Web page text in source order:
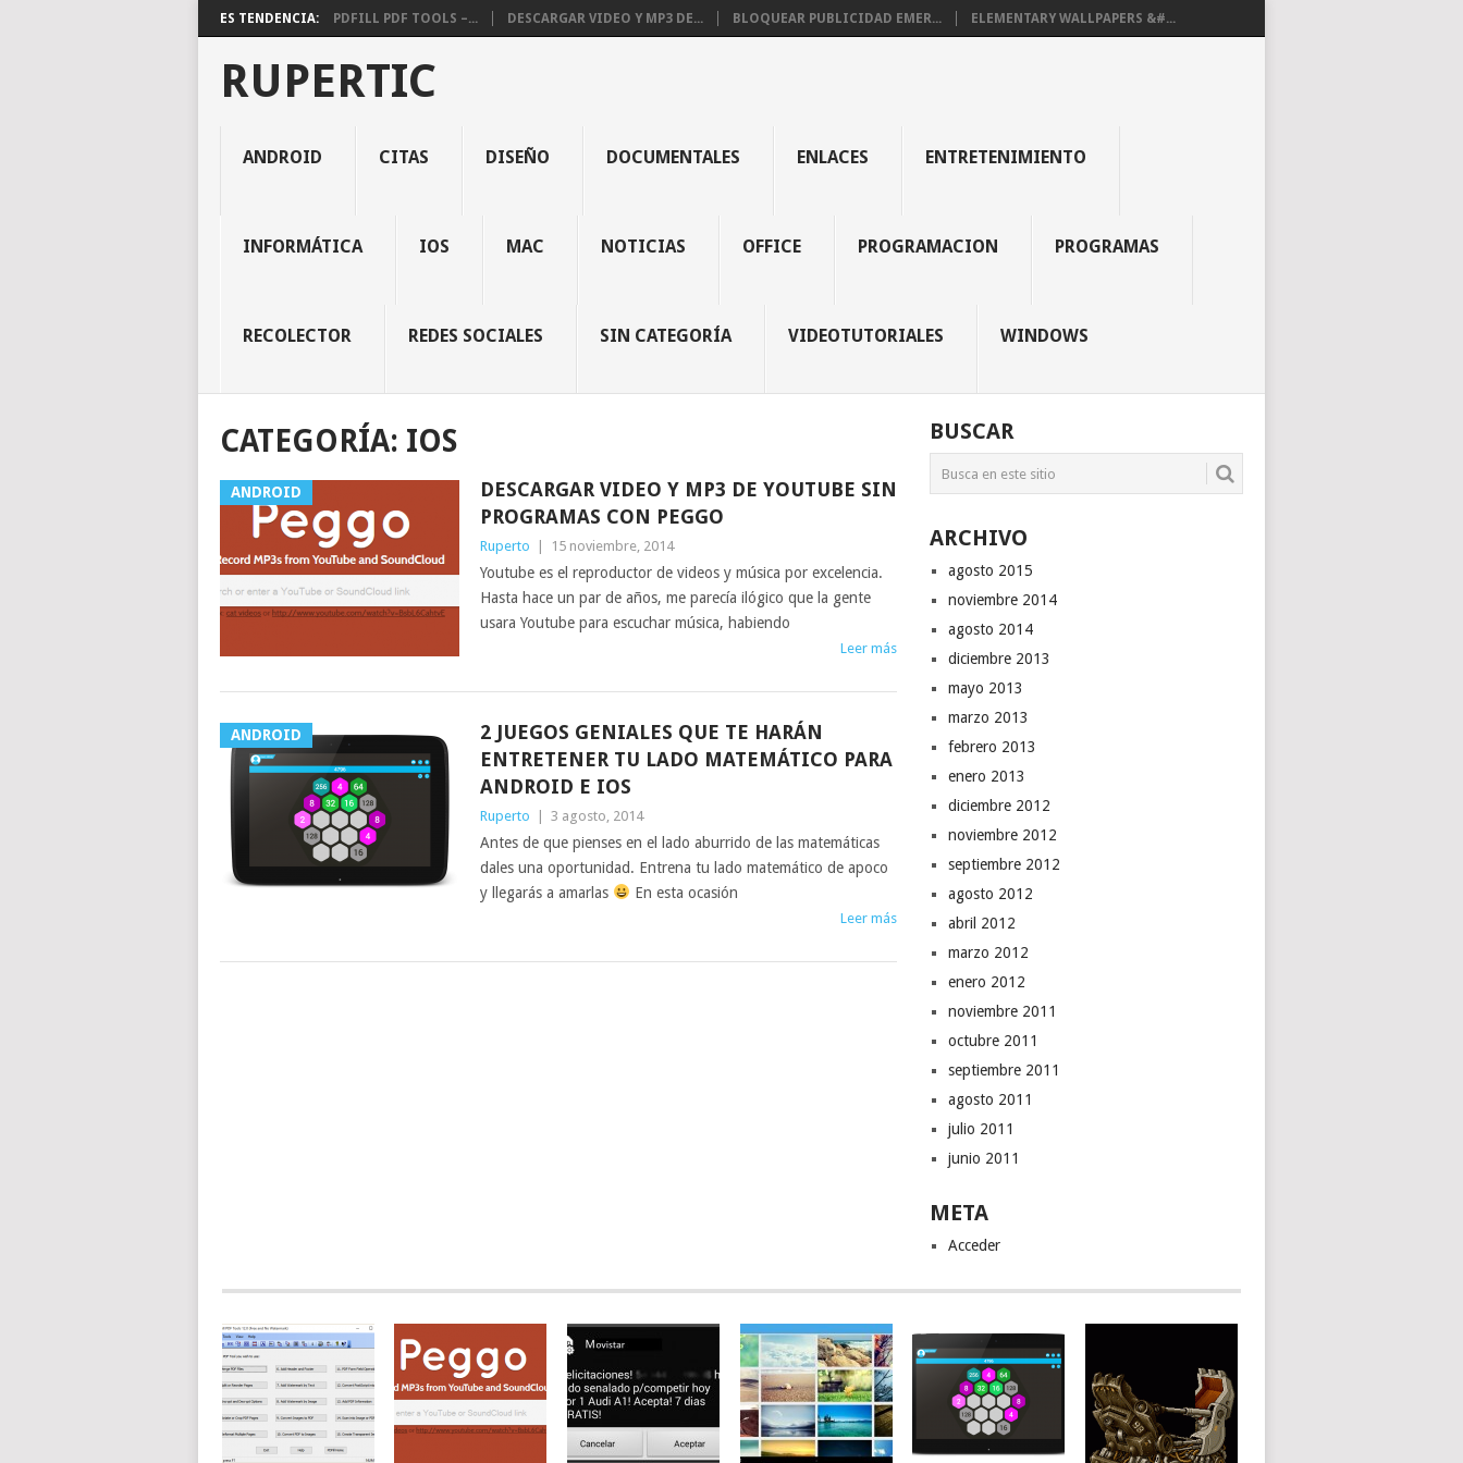
ES TENDENCIA: PDFILL PDF TOOLS –... DESCARGAR VIDEO Y MP3 DE... BLOQUEAR PUBLICIDAD EMER... ELEMENTARY WALLPAPERS &#...
RUPERTIC
ANDROID CITAS DISEÑO DOCUMENTALES ENLACES ENTRETENIMIENTO
INFORMÁTICA IOS MAC NOTICIAS OFFICE PROGRAMACION PROGRAMAS
RECOLECTOR REDES SOCIALES SIN CATEGORÍA VIDEOTUTORIALES WINDOWS
CATEGORÍA: IOS
ANDROID
DESCARGAR VIDEO Y MP3 DE YOUTUBE SIN
PROGRAMAS CON PEGGO
Ruperto 15 noviembre, 2014
Youtube es el reproductor de videos y música por excelencia.
Hasta hace un par de años, me parecía ilógico que la gente
usara Youtube para escuchar música, habiendo
Leer más
ANDROID
2 JUEGOS GENIALES QUE TE HARÁN
ENTRETENER TU LADO MATEMÁTICO PARA
ANDROID E IOS
Ruperto 3 agosto, 2014
Antes de que pienses en el lado aburrido de las matemáticas
dales una oportunidad. Entrena tu lado matemático de apoco
y llegarás a amarlas
En esta ocasión
Leer más
BUSCAR
ARCHIVO
agosto 2015
noviembre 2014
agosto 2014
diciembre 2013
mayo 2013
marzo 2013
febrero 2013
enero 2013
diciembre 2012
noviembre 2012
septiembre 2012
agosto 2012
abril 2012
marzo 2012
enero 2012
noviembre 2011
octubre 2011
septiembre 2011
agosto 2011
julio 2011
junio 2011
META
Acceder